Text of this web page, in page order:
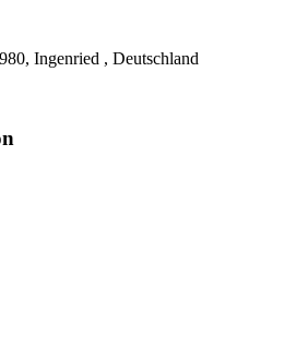
Ingenried , Deutschland